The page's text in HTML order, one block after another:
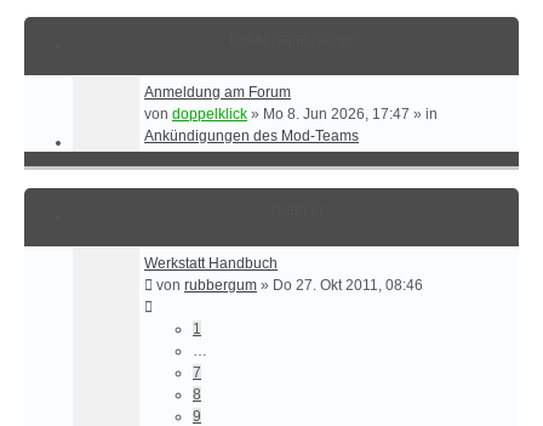
Anmeldung am Forum
von doppelklick » Mo 8. Jun 2026, 17:47 » in
Ankündigungen des Mod-Teams
Werkstatt Handbuch
von rubbergum » Do 27. Okt 2011, 08:46
1
7
8
9